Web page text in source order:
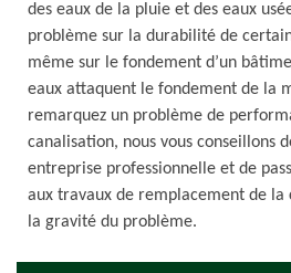
des eaux de la pluie et des eaux
problème sur la durabilité de
même sur le fondement d’un
eaux attaquent le fondement de la
remarquez un problème de
canalisation, nous vous conseillons
entreprise professionnelle et de
aux travaux de remplacement de
la gravité du problème.